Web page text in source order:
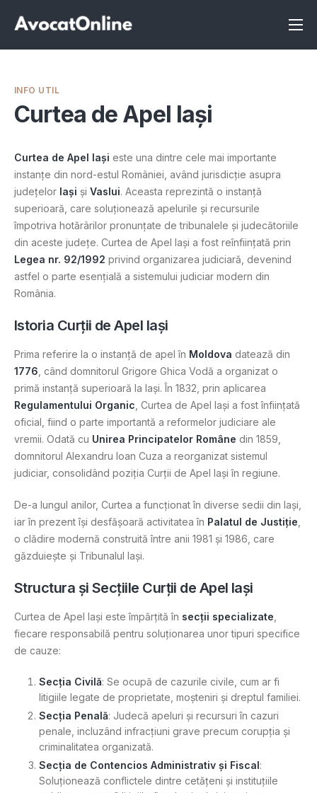
Înscrie-te ca avocat
Servicii
Programeaza consultanta
Intrebari
INFO UTIL
Curtea de Apel Iași
Curtea de Apel Iași este una dintre cele mai importante
instanțe din nord-estul României, având jurisdicție asupra
județelor Iași și Vaslui. Aceasta reprezintă o instanță
superioară, care soluționează apelurile și recursurile
împotriva hotărârilor pronunțate de tribunalele și judecătoriile
din aceste județe. Curtea de Apel Iași a fost reînființată prin
Legea nr. 92/1992 privind organizarea judiciară, devenind
astfel o parte esențială a sistemului judiciar modern din
România.
Istoria Curții de Apel Iași
Prima referire la o instanță de apel în Moldova datează din
1776 , când domnitorul Grigore Ghica Vodă a organizat o
primă instanță superioară la Iași. În 1832, prin aplicarea
Regulamentului Organic , Curtea de Apel Iași a fost înființată
oficial, fiind o parte importantă a reformelor judiciare ale
vremii. Odată cu Unirea Principatelor Române din 1859,
domnitorul Alexandru Ioan Cuza a reorganizat sistemul
judiciar, consolidând poziția Curții de Apel Iași în regiune.
De-a lungul anilor, Curtea a funcționat în diverse sedii din Iași,
iar în prezent își desfășoară activitatea în Palatul de Justiție
o clădire modernă construită între anii 1981 și 1986, care
găzduiește și Tribunalul Iași​.
Structura și Secțiile Curții de Apel Iași
Curtea de Apel Iași este împărțită în secții specializate
fiecare responsabilă pentru soluționarea unor tipuri specifice
de cauze:
Secția Civilă: Se ocupă de cazurile civile, cum ar fi
litigiile legate de proprietate, moșteniri și dreptul familiei.
Secția Penală: Judecă apeluri și recursuri în cazuri
penale, incluzând infracțiuni grave precum corupția și
criminalitatea organizată.
Secția de Contencios Administrativ și Fiscal:
Soluționează conflictele dintre cetățeni și instituțiile